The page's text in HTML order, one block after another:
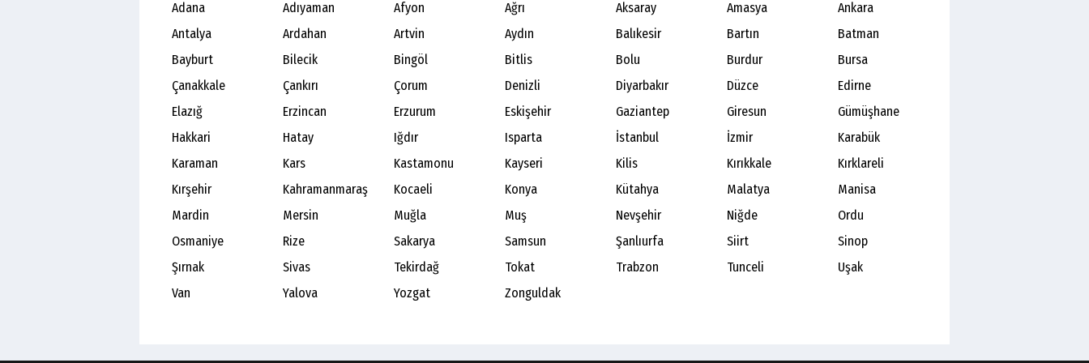
Adana Adıyaman Afyon Ağrı Aksaray Amasya
Ankara
Antalya
Ardahan Artvin Aydın Balıkesir Bartın
Batman
Bayburt
Bilecik Bingöl Bitlis Bolu Burdur
Bursa
Çanakkale
Çankırı Çorum Denizli Diyarbakır Düzce
Edirne
Elazığ
Erzincan Erzurum Eskişehir Gaziantep Giresun
Gümüşhane
Hakkari
Hatay Iğdır Isparta İstanbul İzmir
Karabük
Karaman
Kars Kastamonu Kayseri Kilis Kırıkkale
Kırklareli
Kırşehir
Kahramanmaraş Kocaeli Konya Kütahya Malatya
Manisa
Mardin
Mersin Muğla Muş Nevşehir Niğde
Ordu
Osmaniye
Rize Sakarya Samsun Şanlıurfa Siirt
Sinop
Şırnak
Sivas Tekirdağ Tokat Trabzon Tunceli
Uşak
Van
Yalova Yozgat Zonguldak